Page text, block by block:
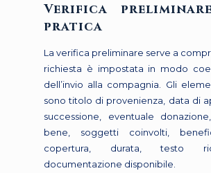
Verifica
pratica
La verifica preliminare serve a
richiesta è impostata in modo
dell’invio alla compagnia. Gli
sono titolo di provenienza, data di
successione, eventuale
bene, soggetti coinvolti,
copertura, durata, testo
documentazione disponibile.